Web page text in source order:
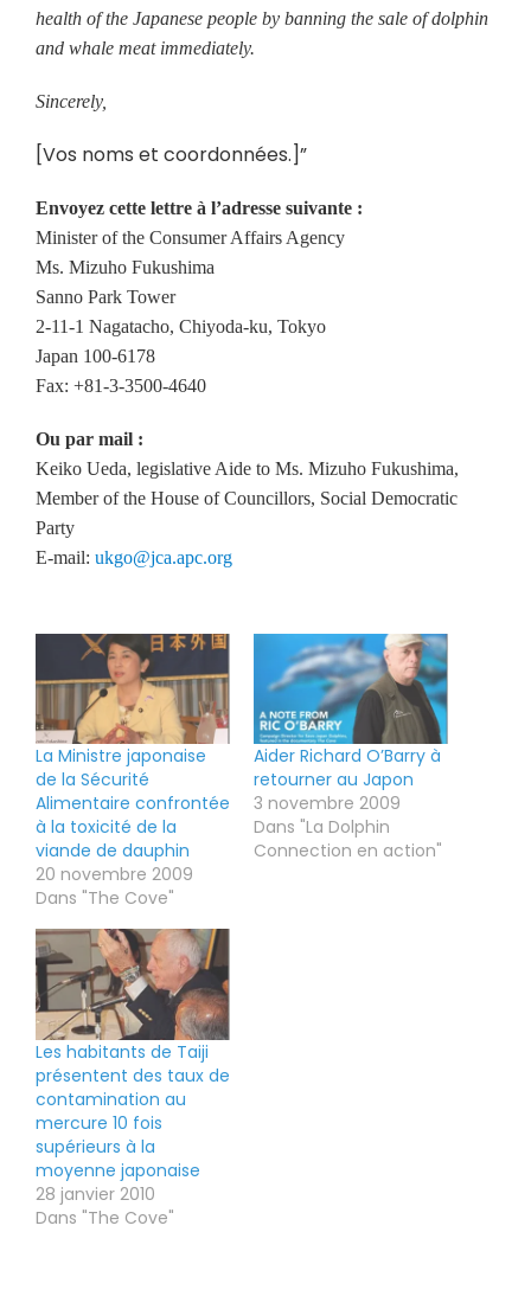
health of the Japanese people by banning the sale of dolphin
and whale meat immediately.
Sincerely,
[Vos noms et coordonnées.]”
Envoyez cette lettre à l’adresse suivante :
Minister of the Consumer Affairs Agency
Ms. Mizuho Fukushima
Sanno Park Tower
2-11-1 Nagatacho, Chiyoda-ku, Tokyo
Japan 100-6178
Fax: +81-3-3500-4640
Ou par mail :
Keiko Ueda, legislative Aide to Ms. Mizuho Fukushima,
Member of the House of Councillors, Social Democratic
Party
E-mail: ukgo@jca.apc.org
La Ministre japonaise
de la Sécurité
Alimentaire confrontée
à la toxicité de la
viande de dauphin
20 novembre 2009
Dans "The Cove"
Aider Richard O’Barry à
retourner au Japon
3 novembre 2009
Dans "La Dolphin
Connection en action"
Les habitants de Taiji
présentent des taux de
contamination au
mercure 10 fois
supérieurs à la
moyenne japonaise
28 janvier 2010
Dans "The Cove"